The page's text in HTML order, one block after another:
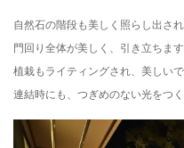
自然石の階段も美しく照らし出され
門回り全体が美しく、引き立ちます
植栽もライティングされ、美しいで
連結時にも、つぎめのない光をつ